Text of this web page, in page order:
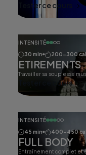
Tester ce cours
INTENSITÉ
30 min
200-300
ETIREMENTS
Travailler sa souplesse
Tester ce cours
INTENSITÉ
45 min
400-450
FULL BODY
Entraînement complet et